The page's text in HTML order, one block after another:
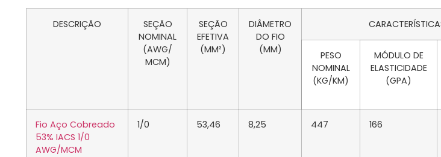
DESCRIÇÃO
SEÇÃO
NOMINAL
(AWG/
MCM)
SEÇÃO
EFETIVA
(MM²)
DIÂMETRO
DO FIO
(MM)
PESO
NOMINAL
(KG/KM)
MÓDULO DE
ELASTICIDADE
(GPA)
Fio Aço Cobreado
53% IACS 1/0
AWG/MCM
1/0 53,46 8,25 447 166